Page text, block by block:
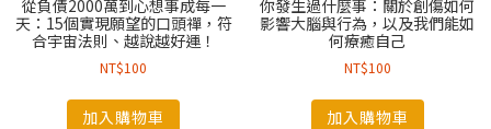
從負債2000萬到心想事成每一
天：15個實現願望的口頭禪，符
合宇宙法則、越說越好運！
NT$100
加入購物車
你發生過什麼事：關於創傷如何
影響大腦與行為，以及我們能如
何療癒自己
NT$100
加入購物車